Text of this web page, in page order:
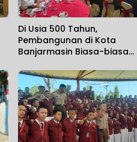
Di Usia 500 Tahun,
Pembangunan di Kota
Banjarmasin Biasa-biasa